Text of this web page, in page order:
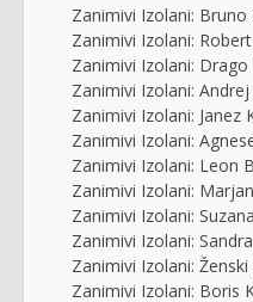
Zanimivi Izolani: Bruno
Zanimivi Izolani:
Zanimivi Izolani:
Zanimivi Izolani: Andrej
Zanimivi Izolani: Janez
Zanimivi Izolani:
Zanimivi Izolani: Leon
Zanimivi Izolani:
Zanimivi Izolani:
Zanimivi Izolani:
Zanimivi Izolani:
Zanimivi Izolani: Boris